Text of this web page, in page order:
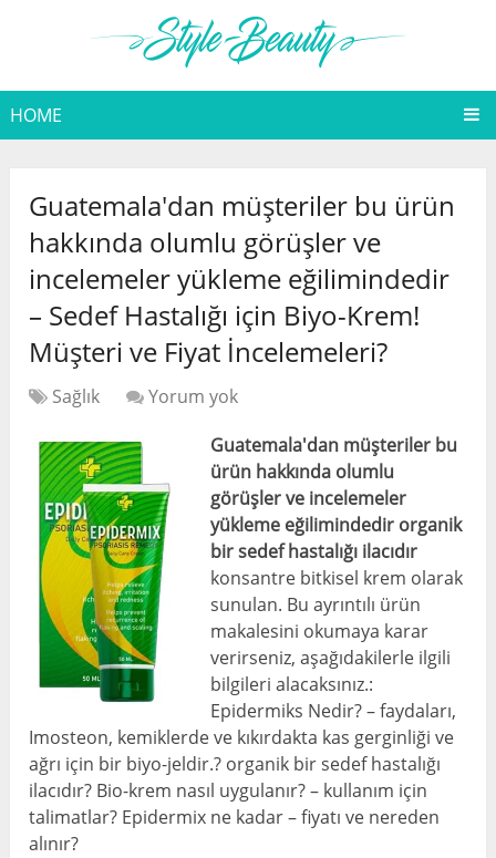
HOME
Guatemala'dan müşteriler bu ürün
hakkında olumlu görüşler ve
incelemeler yükleme eğilimindedir
– Sedef Hastalığı için Biyo-Krem!
Müşteri ve Fiyat İncelemeleri?
Sağlık
Yorum yok
Guatemala'dan müşteriler bu
ürün hakkında olumlu
görüşler ve incelemeler
yükleme eğilimindedir organik
bir sedef hastalığı ilacıdır
konsantre bitkisel krem ​​olarak
sunulan. Bu ayrıntılı ürün
makalesini okumaya karar
verirseniz, aşağıdakilerle ilgili
bilgileri alacaksınız.:
Epidermiks Nedir? – faydaları,
Imosteon, kemiklerde ve kıkırdakta kas gerginliği ve
ağrı için bir biyo-jeldir.? organik bir sedef hastalığı
ilacıdır? Bio-krem nasıl uygulanır? – kullanım için
talimatlar? Epidermix ne kadar – fiyatı ve nereden
alınır?